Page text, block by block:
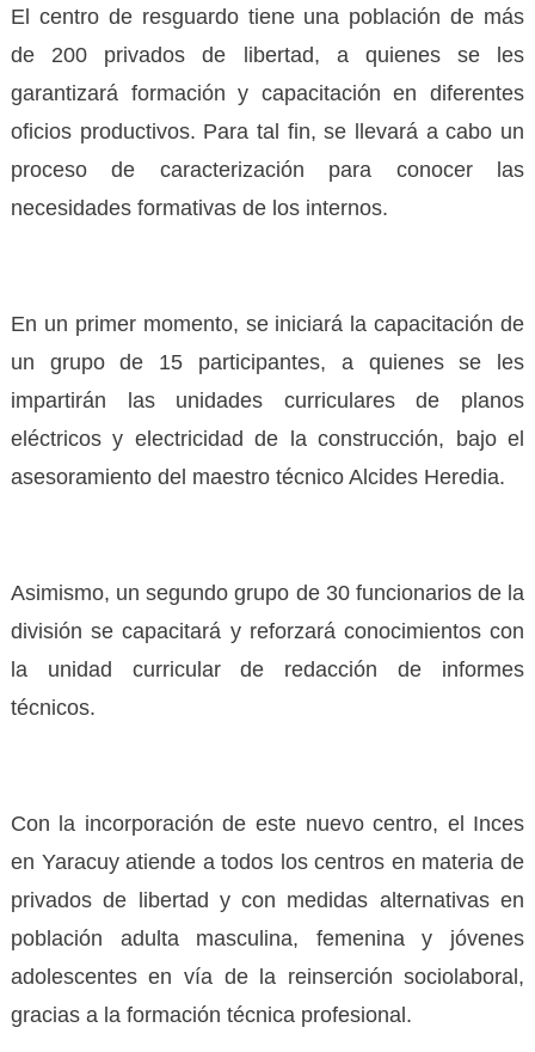
El centro de resguardo tiene una población de más
de 200 privados de libertad, a quienes se les
garantizará formación y capacitación en diferentes
oficios productivos. Para tal fin, se llevará a cabo un
proceso de caracterización para conocer las
necesidades formativas de los internos.
En un primer momento, se iniciará la capacitación de
un grupo de 15 participantes, a quienes se les
impartirán las unidades curriculares de planos
eléctricos y electricidad de la construcción, bajo el
asesoramiento del maestro técnico Alcides Heredia.
Asimismo, un segundo grupo de 30 funcionarios de la
división se capacitará y reforzará conocimientos con
la unidad curricular de redacción de informes
técnicos.
Con la incorporación de este nuevo centro, el Inces
en Yaracuy atiende a todos los centros en materia de
privados de libertad y con medidas alternativas en
población adulta masculina, femenina y jóvenes
adolescentes en vía de la reinserción sociolaboral,
gracias a la formación técnica profesional.